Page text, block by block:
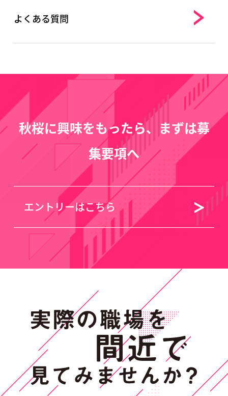
よくある質問
秋桜に興味をもったら、まずは募
集要項へ
エントリーはこちら